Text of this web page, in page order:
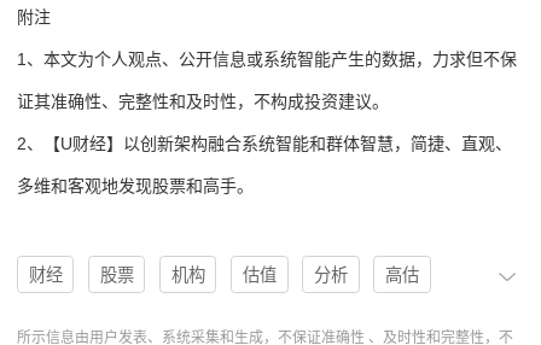
附注
1、本文为个人观点、公开信息或系统智能产生的数据，力求但不保
证其准确性、完整性和及时性，不构成投资建议。
2、【U财经】以创新架构融合系统智能和群体智慧，简捷、直观、
多维和客观地发现股票和高手。
财经 股票 机构 估值 分析 高估
低估 目标价 U股票 协作 分析系统 Inc.
所示信息由用户发表、系统采集和生成，不保证准确性 、及时性和完整性，不